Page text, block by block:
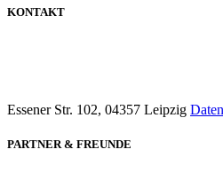
KONTAKT
Essener Str. 102, 04357 Leipzig
PARTNER & FREUNDE